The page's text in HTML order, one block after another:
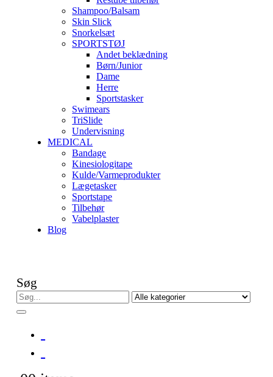
Shampoo/Balsam
Skin Slick
Snorkelsæt
SPORTSTØJ
Andet beklædning
Børn/Junior
Dame
Herre
Sportstasker
Swimears
TriSlide
Undervisning
MEDICAL
Bandage
Kinesiologitape
Kulde/Varmeprodukter
Lægetasker
Sportstape
Tilbehør
Vabelplaster
Blog
Søg